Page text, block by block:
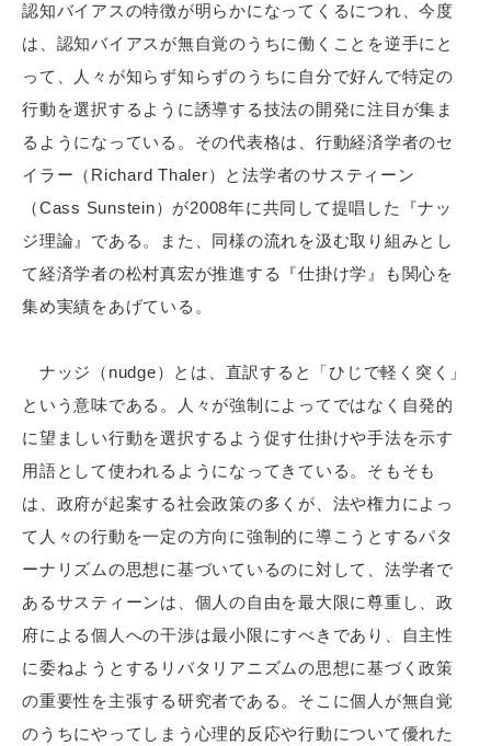
認知バイアスの特徴が明らかになってくるにつれ、今度
は、認知バイアスが無自覚のうちに働くことを逆手にと
って、人々が知らず知らずのうちに自分で好んで特定の
行動を選択するように誘導する技法の開発に注目が集ま
るようになっている。その代表格は、行動経済学者のセ
イラー（Richard Thaler）と法学者のサスティーン
（Cass Sunstein）が2008年に共同して提唱した『ナッ
ジ理論』である。また、同様の流れを汲む取り組みとし
て経済学者の松村真宏が推進する『仕掛け学』も関心を
集め実績をあげている。
ナッジ（nudge）とは、直訳すると「ひじで軽く突く」
という意味である。人々が強制によってではなく自発的
に望ましい行動を選択するよう促す仕掛けや手法を示す
用語として使われるようになってきている。そもそも
は、政府が起案する社会政策の多くが、法や権力によっ
て人々の行動を一定の方向に強制的に導こうとするパタ
ーナリズムの思想に基づいているのに対して、法学者で
あるサスティーンは、個人の自由を最大限に尊重し、政
府による個人への干渉は最小限にすべきであり、自主性
に委ねようとするリバタリアニズムの思想に基づく政策
の重要性を主張する研究者である。そこに個人が無自覚
のうちにやってしまう心理的反応や行動について優れた